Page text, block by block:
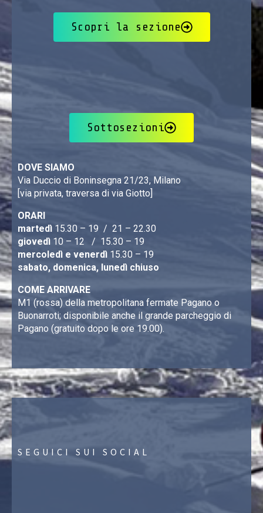
Scopri la sezione
Sottosezioni
DOVE SIAMO
Via Duccio di Boninsegna 21/23, Milano
[via privata, traversa di via Giotto]
ORARI
martedì 15.30 – 19 / 21 – 22.30
giovedì 10 – 12 / 15.30 – 19
mercoledì e venerdì 15.30 – 19
sabato, domenica, lunedì chiuso
COME ARRIVARE
M1 (rossa) della metropolitana fermate Pagano o
Buonarroti; disponibile anche il grande parcheggio di
Pagano (gratuito dopo le ore 19.00).
SEGUICI SUI SOCIAL